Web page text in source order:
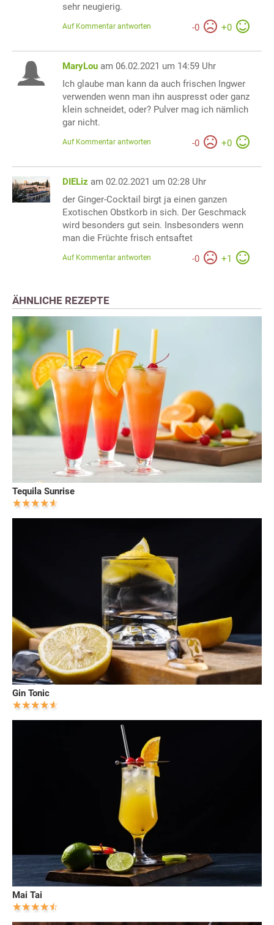
sehr neugierig.
-0 +0
Auf Kommentar antworten
MaryLou am 06.02.2021 um 14:59 Uhr
Ich glaube man kann da auch frischen Ingwer
verwenden wenn man ihn auspresst oder ganz
klein schneidet, oder? Pulver mag ich nämlich
gar nicht.
-0 +0
Auf Kommentar antworten
DIELiz am 02.02.2021 um 02:28 Uhr
der Ginger-Cocktail birgt ja einen ganzen
Exotischen Obstkorb in sich. Der Geschmack
wird besonders gut sein. Insbesonders wenn
man die Früchte frisch entsaftet
-0 +1
Auf Kommentar antworten
ÄHNLICHE REZEPTE
Tequila Sunrise
Gin Tonic
Mai Tai